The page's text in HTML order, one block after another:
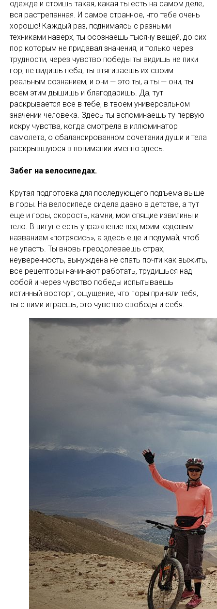
одежде и стоишь такая, какая ты есть на самом деле,
вся растрепанная. И самое странное, что тебе очень
хорошо! Каждый раз, поднимаясь с разными
техниками наверх, ты осознаешь тысячу вещей, до сих
пор которым не придавал значения, и только через
трудности, через чувство победы ты видишь не пики
гор, не видишь неба, ты втягиваешь их своим
реальным сознанием, и они — это ты, а ты — они, ты
всем этим дышишь и благодаришь. Да, тут
раскрывается все в тебе, в твоем универсальном
значении человека. Здесь ты вспоминаешь ту первую
искру чувства, когда смотрела в иллюминатор
самолета, о сбалансированном сочетании души и тела
раскрывшуюся в понимании именно здесь.
Забег на велосипедах.
Крутая подготовка для последующего подъема выше
в горы. На велосипеде сидела давно в детстве, а тут
еще и горы, скорость, камни, мои спящие извилины и
тело. В цигуне есть упражнение под моим кодовым
названием «потрясись», а здесь еще и подумай, чтоб
не упасть. Ты вновь преодолеваешь страх,
неуверенность, вынуждена не спать почти как выжить,
все рецепторы начинают работать, трудишься над
собой и через чувство победы испытываешь
истинный восторг, ощущение, что горы приняли тебя,
ты с ними играешь, это чувство свободы и себя.